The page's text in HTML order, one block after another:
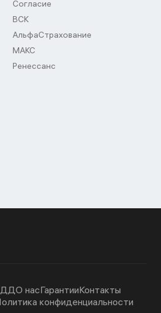
Согласие
ВСК
АльфаСтрахование
МАКС
Ренессанс
О насГарантииКонтакты
конфиденциальности